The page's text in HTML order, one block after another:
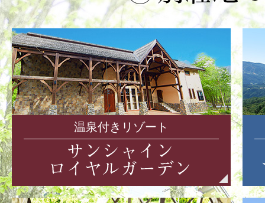
温泉付きリゾート